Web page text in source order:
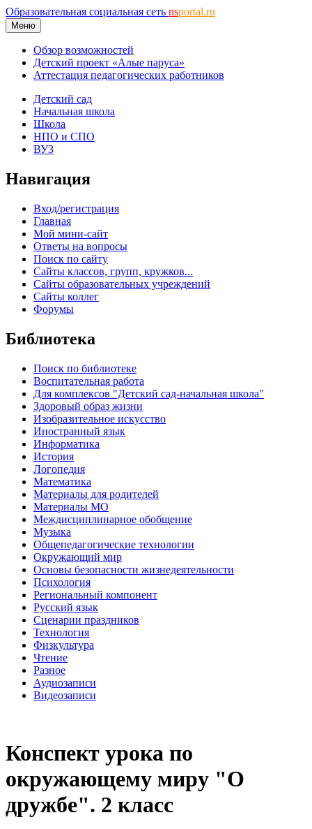
Образовательная социальная сеть nsportal.ru
Меню
Обзор возможностей
Детский проект «Алые паруса»
Аттестация педагогических работников
Детский сад
Начальная школа
Школа
НПО и СПО
ВУЗ
Навигация
Вход/регистрация
Главная
Мой мини-сайт
Ответы на вопросы
Поиск по сайту
Сайты классов, групп, кружков...
Сайты образовательных учреждений
Сайты коллег
Форумы
Библиотека
Поиск по библиотеке
Воспитательная работа
Для комплексов "Детский сад-начальная школа"
Здоровый образ жизни
Изобразительное искусство
Иностранный язык
Информатика
История
Логопедия
Математика
Материалы для родителей
Материалы МО
Междисциплинарное обобщение
Музыка
Общепедагогические технологии
Окружающий мир
Основы безопасности жизнедеятельности
Психология
Региональный компонент
Русский язык
Сценарии праздников
Технология
Физкультура
Чтение
Разное
Аудиозаписи
Видеозаписи
Конспект урока по
окружающему миру "О
дружбе". 2 класс